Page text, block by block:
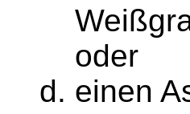
oder
einen